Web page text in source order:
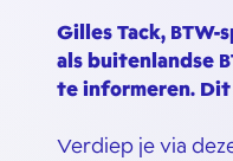
Gilles Tack,
als buitenlandse
te informeren. Dit
Verdiep je via